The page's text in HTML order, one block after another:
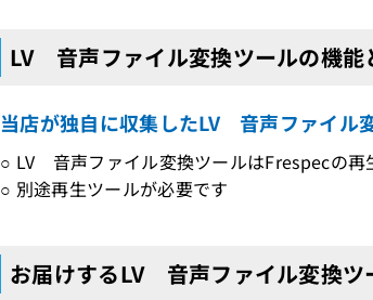
LV 音声ファイル変換ツールの機能
当店が独自に収集したLV 音声ファイル
○ LV 音声ファイル変換ツールはFrespecの再
○ 別途再生ツールが必要です
お届けするLV 音声ファイル変換ツ